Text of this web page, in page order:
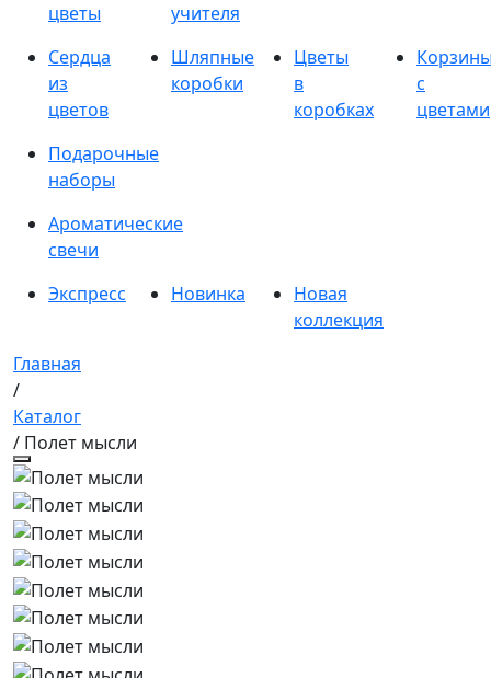
цветы
учителя
Сердца
из
цветов
Шляпные
коробки
Цветы
в
коробках
с
цветами
Подарочные
наборы
Ароматические
свечи
Экспресс
Новинка
Новая
коллекция
Главная
/
Каталог
/ Полет мысли